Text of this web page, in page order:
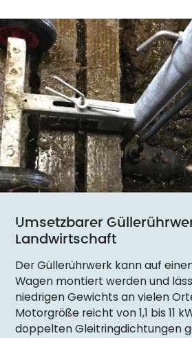
Umsetzbarer
Landwirtschaft
Der Güllerührwerk kann auf
Wagen montiert werden und
niedrigen Gewichts an vielen
Motorgröße reicht von 1,1 bis 11
doppelten Gleitringdichtungen